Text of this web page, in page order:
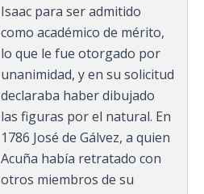
Isaac para ser admitido
como académico de mérito,
lo que le fue otorgado por
unanimidad, y en su solicitud
declaraba haber dibujado
las figuras por el natural. En
1786 José de Gálvez, a quien
Acuña había retratado con
otros miembros de su